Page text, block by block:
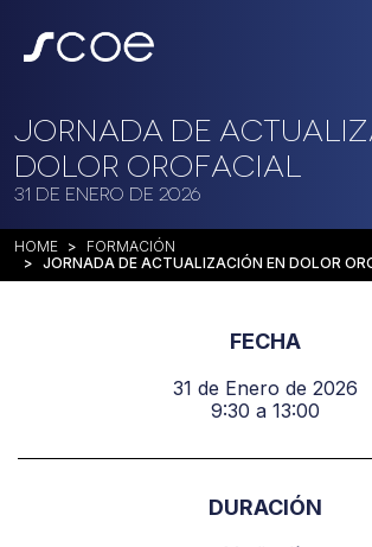
Jornada de
Dolor Orofacial
31 de Enero de 2026
HOME
FORMACIÓN
JORNADA DE ACTUALIZACIÓN EN DOLOR
FECHA
31 de Enero de 2026
9:30 a 13:00
DURACIÓN